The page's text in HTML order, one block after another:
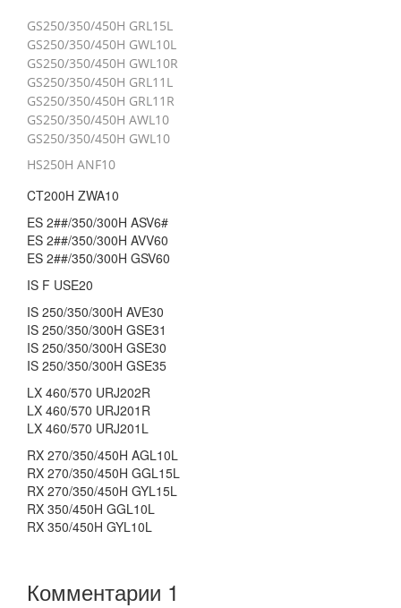
GS250/350/450H GRL15L
GS250/350/450H GWL10L
GS250/350/450H GWL10R
GS250/350/450H GRL11L
GS250/350/450H GRL11R
GS250/350/450H AWL10
GS250/350/450H GWL10
HS250H ANF10
CT200H ZWA10
ES 2##/350/300H ASV6#
ES 2##/350/300H AVV60
ES 2##/350/300H GSV60
IS F USE20
IS 250/350/300H AVE30
IS 250/350/300H GSE31
IS 250/350/300H GSE30
IS 250/350/300H GSE35
LX 460/570 URJ202R
LX 460/570 URJ201R
LX 460/570 URJ201L
RX 270/350/450H AGL10L
RX 270/350/450H GGL15L
RX 270/350/450H GYL15L
RX 350/450H GGL10L
RX 350/450H GYL10L
Комментарии 1